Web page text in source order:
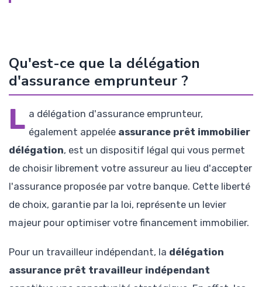
Qu'est-ce que la délégation
d'assurance emprunteur ?
L a délégation d'assurance emprunteur,
également appelée assurance prêt immobilier
délégation, est un dispositif légal qui vous permet
de choisir librement votre assureur au lieu d'accepter
l'assurance proposée par votre banque. Cette liberté
de choix, garantie par la loi, représente un levier
majeur pour optimiser votre financement immobilier.
Pour un travailleur indépendant, la délégation
assurance prêt travailleur indépendant